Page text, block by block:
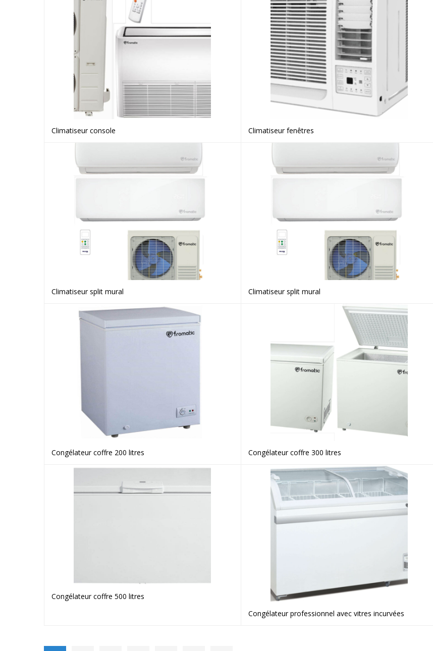
Climatiseur console Climatiseur fenêtres
Climatiseur split mural Climatiseur split mural
Voir le produit
Congélateur coffre 200 litres Voir le produit
Congélateur coffre 300 litres
Voir le produit
Congélateur coffre 500 litres
Voir le produit
Congélateur professionnel avec vitres incurvées